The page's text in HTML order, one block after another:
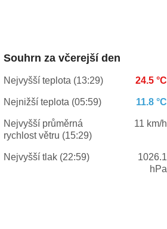
Souhrn za včerejší den
Nejvyšší teplota (13:29) 24.5 °C
Nejnižší teplota (05:59) 11.8 °C
Nejvyšší průměrná
rychlost větru (15:29)
11 km/h
Nejvyšší tlak (22:59)
1026.1
hPa